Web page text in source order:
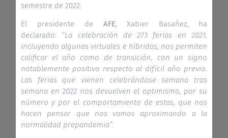
semestre de 2022.
El presidente de AFE, Xabier Basañez, ha
declarado: “La celebración de 273 ferias en 2021,
incluyendo algunas virtuales e híbridas, nos permiten
calificar el año como de transición, con un signo
notablemente positivo respecto al difícil año previo.
Las ferias que vienen celebrándose semana tras
semana en 2022 nos devuelven el optimismo, por su
número y por el comportamiento de estas, que nos
hacen pensar que nos vamos aproximando a la
normalidad prepandemia”.